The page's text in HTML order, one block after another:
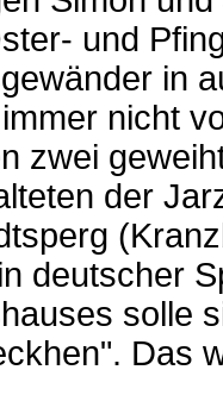
und
in
nicht
zwei
der
deutscher
solle
Das